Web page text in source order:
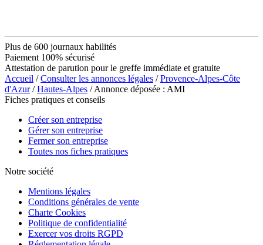
Plus de 600 journaux habilités
Paiement 100% sécurisé
Attestation de parution pour le greffe immédiate et gratuite
Accueil /Consulter les annonces légales /Provence-Alpes-Côte
d'Azur/Hautes-Alpes / Annonce déposée : AMI
Fiches pratiques et conseils
Créer son entreprise
Gérer son entreprise
Fermer son entreprise
Toutes nos fiches pratiques
Notre société
Mentions légales
Conditions générales de vente
Charte Cookies
Politique de confidentialité
Exercer vos droits RGPD